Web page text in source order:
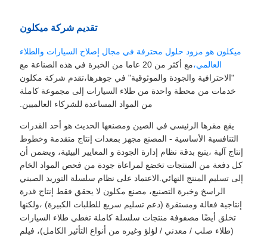
تقديم شركة ميكلون
ميكلون هو مزود حلول محترفة في مجال إصلاح السيارات والطلاء
العالمي،
مع أكثر من 20 عاما من الخبرة في هذه الصناعة مع
"الاحترافية والجودة والموثوقية" في جوهرها،تقدم شركة مكلون
خدمات من محطة واحدة من طلاء السيارات إلى مجموعة كاملة
من المواد المساعدة للشركاء العالميين.
يقع مقرها الرئيسي في الصين ومصنعها الحديث هو أحد القدرات
التنافسية الأساسية - المصنع مجهز بمعدات إنتاج متقدمة وخطوط
إنتاج آلية ،يتبع بدقة نظام إدارة الجودة و المعايير البيئية، ويضمن أن
كل دفعة من المنتجات تخضع لمراعاة جودة من فحص المواد الخام
إلى تسليم المنتج النهائي.الاعتماد على نظام سلسلة التوريد الصيني
الراسخ وخبرة التصنيع، مصنع مكلون لا يحقق فقط إنتاج قدرة
إنتاجية فعالة ومستقرة (دعم تسليم سريع للطلبات الكبيرة) ،ولكنها
تخلق أيضًا مصفوفة منتجات سلسلة كاملة تغطي طلاء السيارات
(طلاء صلب / معدني / لؤلؤ وغيره من أنواع التأثير الكامل)، فيلم